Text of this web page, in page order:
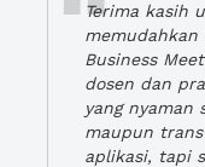
Terima kasih
Business
dosen dan
yang nyaman
maupun
aplikasi, tapi